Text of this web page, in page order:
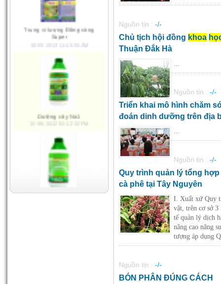
Ma Giê Đồng Vàng
10-06-2012 02:28:08 PM
Trung vi lượng Đồng vàng
Super
30-09-2013 11:45:55 AM
Dưỡng cây No1
10-06-2012 02:12:32 PM
Nguồn tin : -/-
Chủ tịch hội đồng khoa
Thuận Đắk Hà
Nguồn tin : -/-
Triển khai mô hình chăm
đoán dinh dưỡng trên địa
Nguồn tin : -/-
Quy trình quản lý tổng
cà phê tại Tây Nguyên
I. Xuất xứ Quy
vật, trên cơ sở
tế quản lý dịch
nâng cao năng
tượng áp dụng
Nguồn tin : -/-
BÓN PHÂN ĐÚNG CÁCH